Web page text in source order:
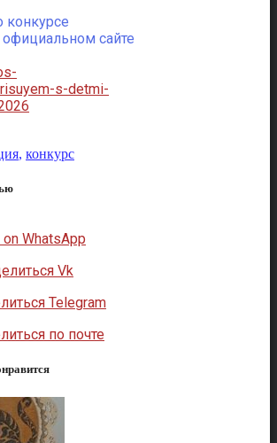
сайте
s-detmi-
, конкурс
on WhatsApp
Vk
Telegram
по почте